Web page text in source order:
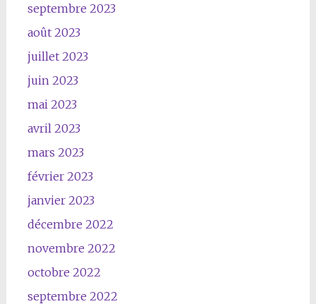
septembre 2023
août 2023
juillet 2023
juin 2023
mai 2023
avril 2023
mars 2023
février 2023
janvier 2023
décembre 2022
novembre 2022
octobre 2022
septembre 2022